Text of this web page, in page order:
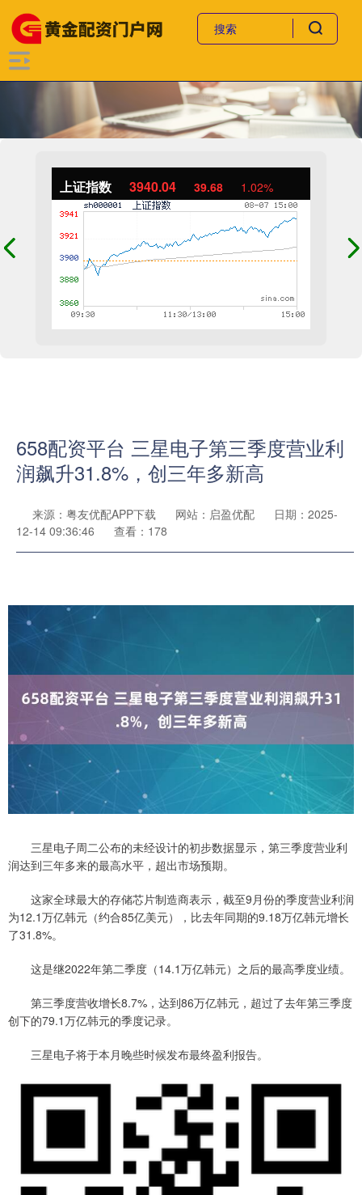
上证指数 3940.04 39.68 1.02%
658配资平台 三星电子第三季度营业利
润飙升31.8%，创三年多新高
来源：粤友优配APP下载 网站：启盈优配
日期：2025-
12-14 09:36:46
查看：178
三星电子周二公布的未经设计的初步数据显示，第三季度营业利
润达到三年多来的最高水平，超出市场预期。
这家全球最大的存储芯片制造商表示，截至9月份的季度营业利润
为12.1万亿韩元（约合85亿美元），比去年同期的9.18万亿韩元增长
了31.8%。
这是继2022年第二季度（14.1万亿韩元）之后的最高季度业绩。
第三季度营收增长8.7%，达到86万亿韩元，超过了去年第三季度
创下的79.1万亿韩元的季度记录。
三星电子将于本月晚些时候发布最终盈利报告。